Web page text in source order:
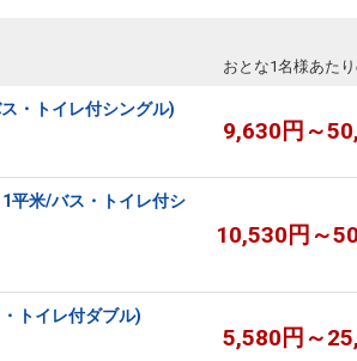
おとな1名様あた
・トイレ付シングル)
9,630円～
平米/バス・トイレ付シ
10,530円～
トイレ付ダブル)
5,580円～